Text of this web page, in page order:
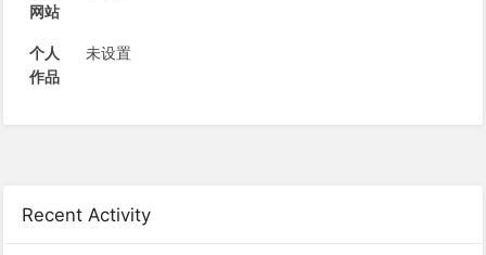
Recent Activity
网站
个人
作品
未设置